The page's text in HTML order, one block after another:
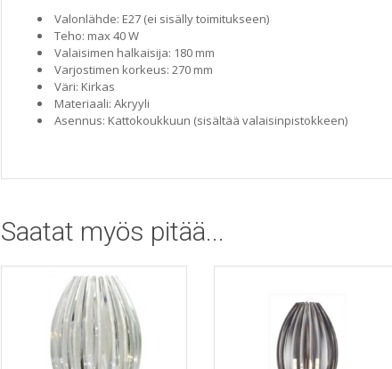
Valonlähde: E27 (ei sisälly toimitukseen)
Teho: max 40 W
Valaisimen halkaisija: 180 mm
Varjostimen korkeus: 270 mm
Väri: Kirkas
Materiaali: Akryyli
Asennus: Kattokoukkuun (sisältää valaisinpistokkeen)
Saatat myös pitää...